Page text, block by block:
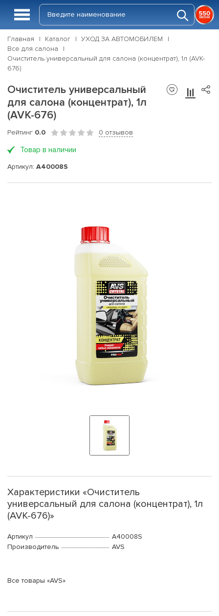
Главная Каталог
УХОД ЗА АВТОМОБИЛЕМ
Все для салона
Очиститель универсальный для салона (концентрат), 1л (AVK-
676)
Очиститель универсальный
для салона (концентрат), 1л
(AVK-676)
Рейтинг 0.0 0 отзывов
Товар в наличии
Артикул: A40008S
Характеристики «Очиститель
универсальный для салона (концентрат), 1л
(AVK-676)»
Артикул
A40008S
Производитель
AVS
Все товары «AVS»